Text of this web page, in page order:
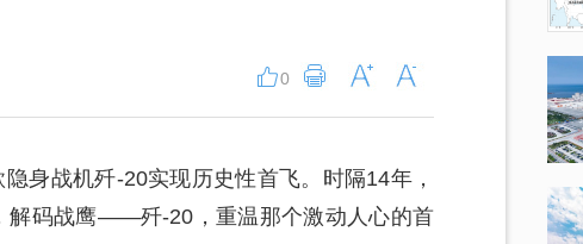
0
身战机歼-20实现历史性首飞。时隔14年，
解码战鹰——歼-20，重温那个激动人心的首